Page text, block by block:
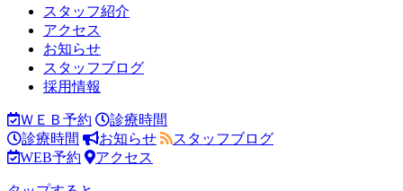
スタッフ紹介
アクセス
お知らせ
スタッフブログ
採用情報
ＷＥＢ予約
診療時間
診療時間
お知らせ
スタッフブログ
WEB予約
アクセス